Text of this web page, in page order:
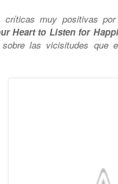
críticas muy positivas por
Heart to Listen for
las vicisitudes que